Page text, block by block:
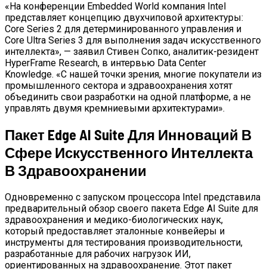
«На конференции Embedded World компания Intel
представляет концепцию двухчиповой архитектуры:
Core Series 2 для детерминированного управления и
Core Ultra Series 3 для выполнения задач искусственного
интеллекта», — заявил Стивен Сопко, аналитик-резидент
HyperFrame Research, в интервью Data Center
Knowledge. «С нашей точки зрения, многие покупатели из
промышленного сектора и здравоохранения хотят
объединить свои разработки на одной платформе, а не
управлять двумя кремниевыми архитектурами».
Пакет Edge AI Suite Для Инноваций В
Сфере Искусственного Интеллекта
В Здравоохранении
Одновременно с запуском процессора Intel представила
предварительный обзор своего пакета Edge AI Suite для
здравоохранения и медико-биологических наук,
который предоставляет эталонные конвейеры и
инструменты для тестирования производительности,
разработанные для рабочих нагрузок ИИ,
ориентированных на здравоохранение. Этот пакет